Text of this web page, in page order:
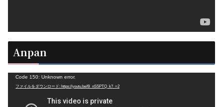
Anpan
Code 150: Unknown error.
ファイルをダウンロード: https://youtu.be/6l_nSSPTQ_k?_=2